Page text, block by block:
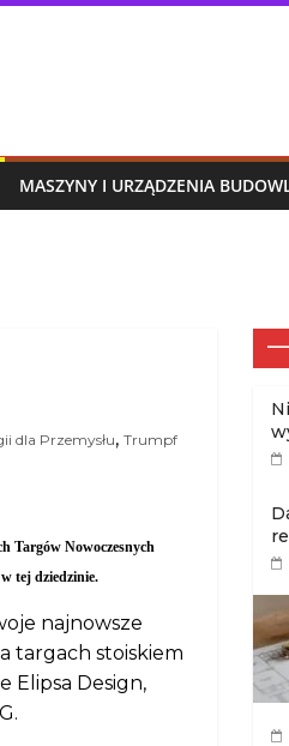
MASZYNY I URZĄDZENIA
dla Przemysłu, Trumpf
Targów Nowoczesnych
tej dziedzinie.
najnowsze
targach stoiskiem
Elipsa Design,
—